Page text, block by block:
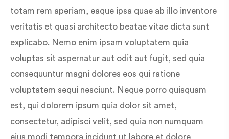
totam rem aperiam, eaque ipsa quae ab illo inventore
veritatis et quasi architecto beatae vitae dicta sunt
explicabo. Nemo enim ipsam voluptatem quia
voluptas sit aspernatur aut odit aut fugit, sed quia
consequuntur magni dolores eos qui ratione
voluptatem sequi nesciunt. Neque porro quisquam
est, qui dolorem ipsum quia dolor sit amet,
consectetur, adipisci velit, sed quia non numquam
eius modi tempora incidunt ut labore et dolore